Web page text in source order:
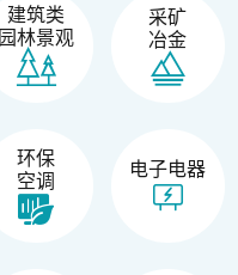
建筑类
园林景观
采矿
冶金
环保
空调
电子电器